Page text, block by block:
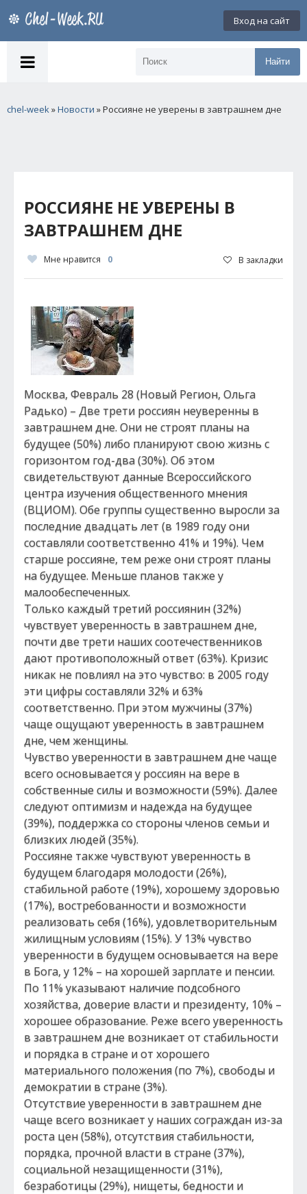
Вход на сайт
Найти
chel-week»Новости » Россияне не уверены в завтрашнем дне
РОССИЯНЕ НЕ УВЕРЕНЫ В
ЗАВТРАШНЕМ ДНЕ
Мне нравится 0 В закладки
Москва, Февраль 28 (Новый Регион, Ольга
Радько) – Две трети россиян неуверенны в
завтрашнем дне. Они не строят планы на
будущее (50%) либо планируют свою жизнь с
горизонтом год-два (30%). Об этом
свидетельствуют данные Всероссийского
центра изучения общественного мнения
(ВЦИОМ). Обе группы существенно выросли за
последние двадцать лет (в 1989 году они
составляли соответственно 41% и 19%). Чем
старше россияне, тем реже они строят планы
на будущее. Меньше планов также у
малообеспеченных.
Только каждый третий россиянин (32%)
чувствует уверенность в завтрашнем дне,
почти две трети наших соотечественников
дают противоположный ответ (63%). Кризис
никак не повлиял на это чувство: в 2005 году
эти цифры составляли 32% и 63%
соответственно. При этом мужчины (37%)
чаще ощущают уверенность в завтрашнем
дне, чем женщины.
Чувство уверенности в завтрашнем дне чаще
всего основывается у россиян на вере в
собственные силы и возможности (59%). Далее
следуют оптимизм и надежда на будущее
(39%), поддержка со стороны членов семьи и
близких людей (35%).
Россияне также чувствуют уверенность в
будущем благодаря молодости (26%),
стабильной работе (19%), хорошему здоровью
(17%), востребованности и возможности
реализовать себя (16%), удовлетворительным
жилищным условиям (15%). У 13% чувство
уверенности в будущем основывается на вере
в Бога, у 12% – на хорошей зарплате и пенсии.
По 11% указывают наличие подсобного
хозяйства, доверие власти и президенту, 10% –
хорошее образование. Реже всего уверенность
в завтрашнем дне возникает от стабильности
и порядка в стране и от хорошего
материального положения (по 7%), свободы и
демократии в стране (3%).
Отсутствие уверенности в завтрашнем дне
чаще всего возникает у наших сограждан из-за
роста цен (58%), отсутствия стабильности,
порядка, прочной власти в стране (37%),
социальной незащищенности (31%),
безработицы (29%), нищеты, бедности и